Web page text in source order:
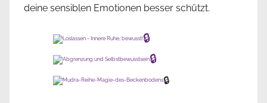
deine sensiblen Emotionen besser schützt.
🔒
🔒
🔒